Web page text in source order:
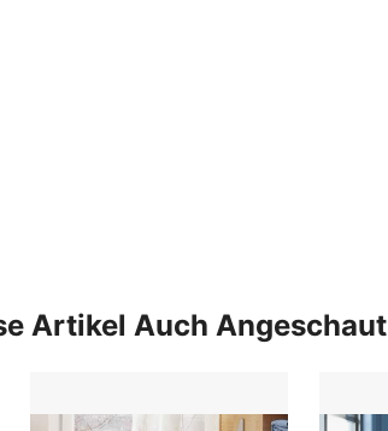
Artikel Auch Angeschaut